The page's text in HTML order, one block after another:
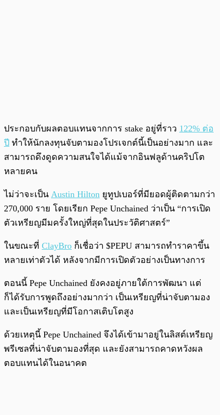
ประกอบกับผลตอบแทนจากการ stake อยู่ที่ราว 122% ต่อ
ปี ทำให้นักลงทุนจับตามองโปรเจกต์นี้เป็นอย่างมาก และ
สามารถดึงดูดความสนใจได้แม้จากอินฟลูด้านคริปโต
หลายคน
ไม่ว่าจะเป็น Austin Hilton ยูทูปเบอร์ที่มียอดผู้ติดตามกว่า
270,000 ราย โดยเรียก Pepe Unchained ว่าเป็น “การเปิด
ตัวเหรียญมีมครั้งใหญ่ที่สุดในประวัติศาสตร์”
ในขณะที่ ClayBro ก็เชื่อว่า $PEPU สามารถทำราคาขึ้น
หลายเท่าตัวได้ หลังจากมีการเปิดตัวอย่างเป็นทางการ
ตอนนี้ Pepe Unchained ยังคงอยู่ภายใต้การพัฒนา แต่
ก็ได้รับการพูดถึงอย่างมากว่า เป็นเหรียญที่น่าจับตามอง
และเป็นเหรียญที่มีโอกาสเติบโตสูง
ด้วยเหตุนี้ Pepe Unchained จึงได้เข้ามาอยู่ในลิสต์เหรียญ
พรีเซลที่น่าจับตามองที่สุด และยังสามารถคาดหวังผล
ตอบแทนได้ในอนาคต